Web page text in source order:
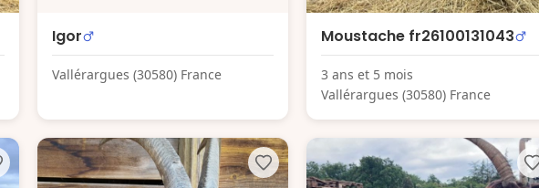
Igor
Vallérargues (30580) France
Moustache fr26100131043
3 ans et 5 mois
Vallérargues (30580) France